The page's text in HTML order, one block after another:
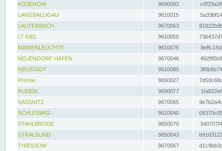
KOSEROW
9690093
LANGBALLIGAU
9610015
LAUTERBACH
9670063
LT KIEL
9610050
MARIENLEUCHTE
9610075
NEUENDORF HAFEN
9670046
NEUSTADT
9610080
Prerow
9650027
RUDEN
9690077
SASSNITZ
9670065
SCHLESWIG
9610040
STAHLBRODE
9650070
STRALSUND
9650043
THIESSOW
9670067